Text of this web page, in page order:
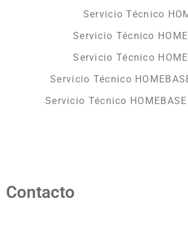
Servicio Técnico
Servicio Técnico
Servicio Técnico
Servicio Técnico
Servicio Técnico
Contacto